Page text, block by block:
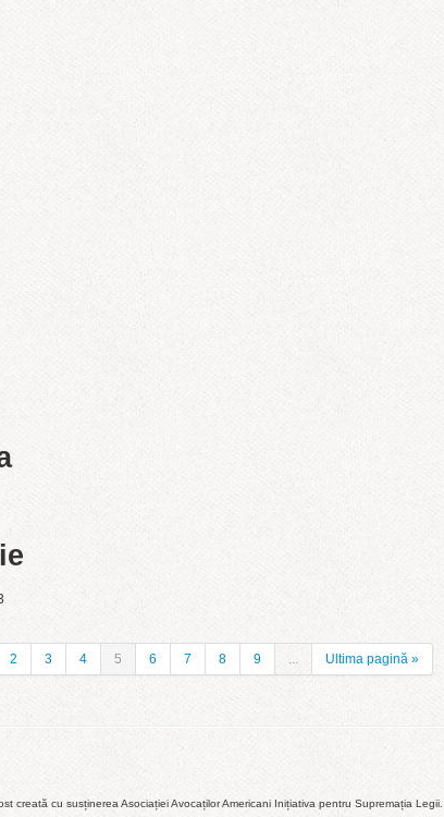
2 3 4 5 6 7 8 9 ... Ultima pagină »
creată cu susținerea Asociației Avocaților Americani Inițiativa pentru Supremația Legii.